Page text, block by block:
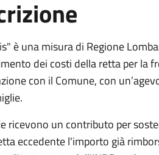
è una misura di Regione
dei costi della retta per la
con il Comune, con
ricevono un contributo per
eccedente l'importo già